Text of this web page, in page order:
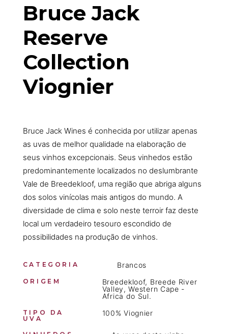
Bruce Jack
Reserve
Collection
Viognier
Bruce Jack Wines é conhecida por utilizar apenas
as uvas de melhor qualidade na elaboração de
seus vinhos excepcionais. Seus vinhedos estão
predominantemente localizados no deslumbrante
Vale de Breedekloof, uma região que abriga alguns
dos solos vinícolas mais antigos do mundo. A
diversidade de clima e solo neste terroir faz deste
local um verdadeiro tesouro escondido de
possibilidades na produção de vinhos.
CATEGORIA Brancos
ORIGEM
Breedekloof, Breede River
Valley, Western Cape -
Africa do Sul.
TIPO DA
UVA
100% Viognier